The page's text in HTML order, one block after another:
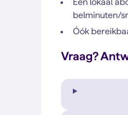
belminuten/
Óók
Vraag?